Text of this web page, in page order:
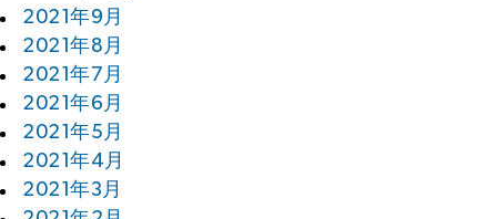
2021年9月
2021年8月
2021年7月
2021年6月
2021年5月
2021年4月
2021年3月